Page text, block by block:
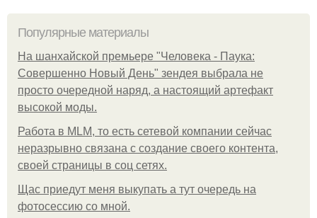
Популярные материалы
На шанхайской премьере "Человека - Паука:
Совершенно Новый День" зендея выбрала не
просто очередной наряд, а настоящий артефакт
высокой моды.
Работа в MLM, то есть сетевой компании сейчас
неразрывно связана с создание своего контента,
своей страницы в соц сетях.
Щас приедут меня выкупать а тут очередь на
фотосессию со мной.